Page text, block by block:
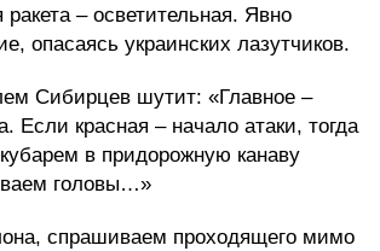
ракета – осветительная. Явно
опасаясь украинских лазутчиков.
Сибирцев шутит: «Главное –
Если красная – начало атаки, тогда
в придорожную канаву
головы…»
спрашиваем проходящего мимо